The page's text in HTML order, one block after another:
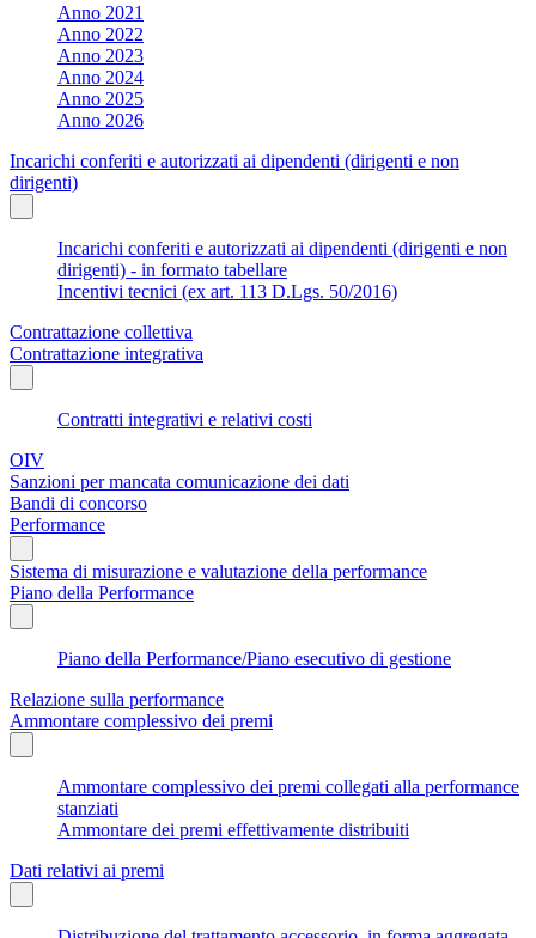
Anno 2021
Anno 2022
Anno 2023
Anno 2024
Anno 2025
Anno 2026
Incarichi conferiti e autorizzati ai dipendenti (dirigenti e non
dirigenti)
Incarichi conferiti e autorizzati ai dipendenti (dirigenti e non
dirigenti) - in formato tabellare
Incentivi tecnici (ex art. 113 D.Lgs. 50/2016)
Contrattazione collettiva
Contrattazione integrativa
Contratti integrativi e relativi costi
OIV
Sanzioni per mancata comunicazione dei dati
Bandi di concorso
Performance
Sistema di misurazione e valutazione della performance
Piano della Performance
Piano della Performance/Piano esecutivo di gestione
Relazione sulla performance
Ammontare complessivo dei premi
Ammontare complessivo dei premi collegati alla performance
stanziati
Ammontare dei premi effettivamente distribuiti
Dati relativi ai premi